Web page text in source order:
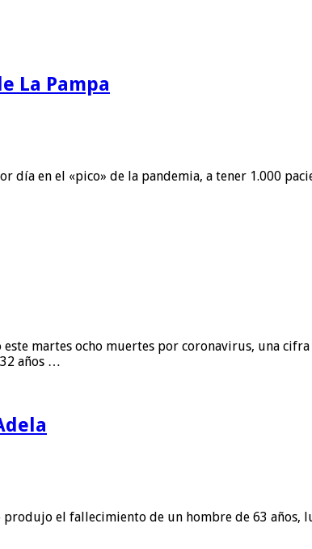
La Pampa
día en el «pico» de la pandemia, a tener 1.000
martes ocho muertes por coronavirus, una
años …
el fallecimiento de un hombre de 63 años,